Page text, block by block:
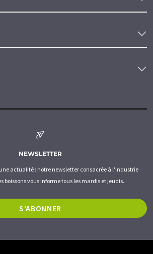
NEWSLETTER
actualité : notre newsletter consacrée à l'industrie
boissons vous informe tous les mardis et jeudis.
S'ABONNER